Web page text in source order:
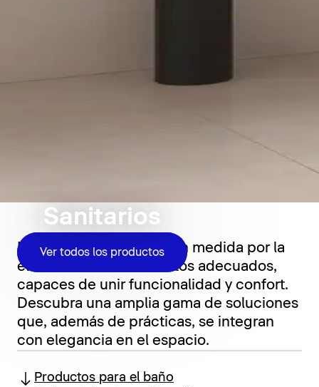
Sanitarios
Ver todos los productos
El baño se define en gran medida por la
elección de los elementos adecuados,
capaces de unir funcionalidad y confort.
Descubra una amplia gama de soluciones
que, además de prácticas, se integran
con elegancia en el espacio.
Productos para el baño